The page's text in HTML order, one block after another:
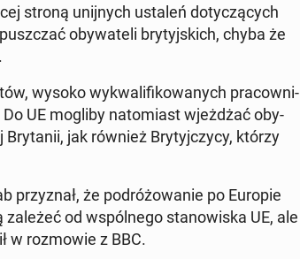
stroną unij­nych ustaleń do­ty­czą­cych
oby­wa­te­li bry­tyj­skich, chyba że
wysoko wy­kwa­li­fi­ko­wa­nych pra­cow­ni­
UE mogliby na­to­miast wjeż­dżać oby­
jak również Bry­tyj­czy­cy, którzy
przy­znał, że po­dró­żo­wa­nie po Europie
od wspól­ne­go sta­no­wi­ska UE, ale
w roz­mo­wie z BBC.